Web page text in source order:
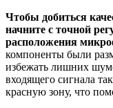
Чтобы добиться
начните с точной
расположения
компоненты были
избежать лишних
входящего сигнала
красную зону, что